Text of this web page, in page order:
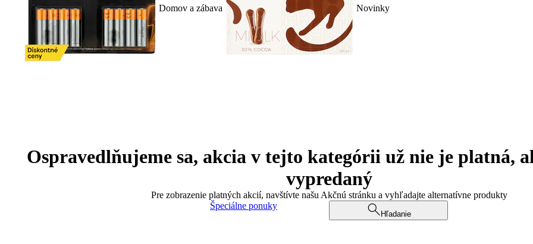
Domov a zábava Novinky
Ospravedlňujeme sa, akcia v tejto kategórii už nie je platná,
vypredaný
Pre zobrazenie platných akcií, navštívte našu Akčnú stránku a vyhľadajte alternatívne produkty
Špeciálne ponuky
Hľadanie